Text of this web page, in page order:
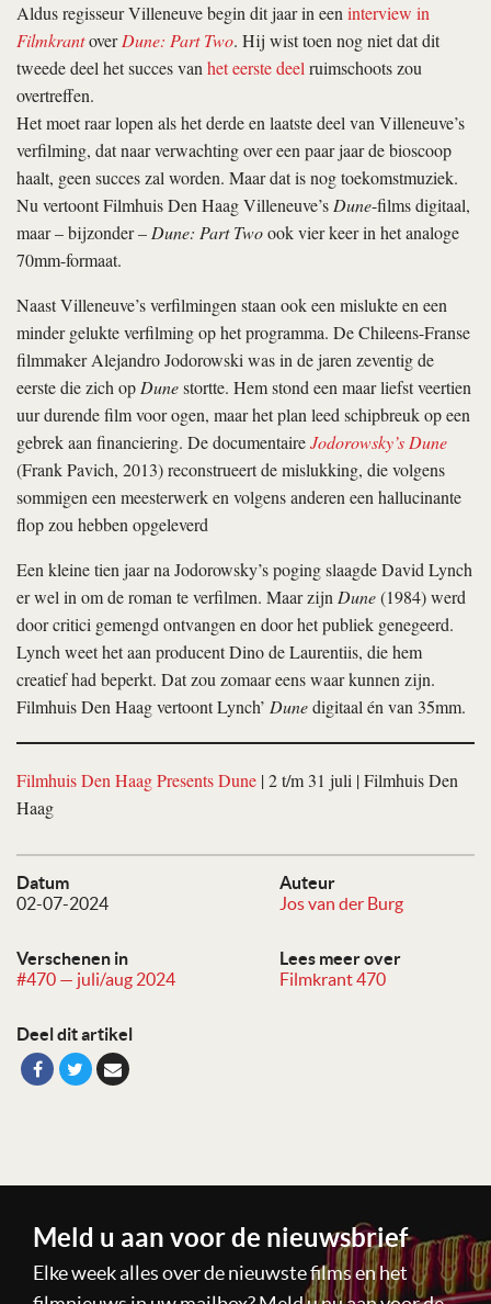
Datum
02-07-2024
Auteur
Jos van der Burg
Verschenen in
#470 — juli/aug 2024
Lees meer over
Filmkrant 470
Deel dit artikel
Aldus regisseur Villeneuve begin dit jaar in eeninterview in
FilmkrantoverDune: Part Two. Hij wist toen nog niet dat dit
tweede deel het succes vanhet eerste deelruimschoots zou
overtreffen.
Het moet raar lopen als het derde en laatste deel van Villeneuve’s
verfilming, dat naar verwachting over een paar jaar de bioscoop
haalt, geen succes zal worden. Maar dat is nog toekomstmuziek.
Nu vertoont Filmhuis Den Haag Villeneuve’sDune-films digitaal,
maar – bijzonder –Dune: Part Twoook vier keer in het analoge
70mm-formaat.
Naast Villeneuve’s verfilmingen staan ook een mislukte en een
minder gelukte verfilming op het programma. De Chileens-Franse
filmmaker Alejandro Jodorowski was in de jaren zeventig de
eerste die zich opDunestortte. Hem stond een maar liefst veertien
uur durende film voor ogen, maar het plan leed schipbreuk op een
gebrek aan financiering. De documentaireJodorowsky’s Dune
(Frank Pavich, 2013) reconstrueert de mislukking, die volgens
sommigen een meesterwerk en volgens anderen een hallucinante
flop zou hebben opgeleverd
Een kleine tien jaar na Jodorowsky’s poging slaagde David Lynch
er wel in om de roman te verfilmen. Maar zijnDune(1984) werd
door critici gemengd ontvangen en door het publiek genegeerd.
Lynch weet het aan producent Dino de Laurentiis, die hem
creatief had beperkt. Dat zou zomaar eens waar kunnen zijn.
Filmhuis Den Haag vertoont Lynch’ Dunedigitaal én van 35mm.
Filmhuis Den Haag Presents Dune | 2 t/m 31 juli | Filmhuis Den
Haag
Meld u aan voor de nieuwsbrief
Elke week alles over de nieuwste films en het